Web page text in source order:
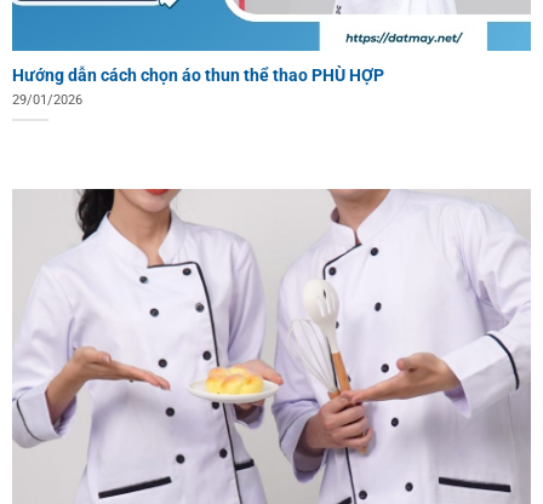
Hướng dẫn cách chọn áo thun thể thao PHÙ HỢP
29/01/2026